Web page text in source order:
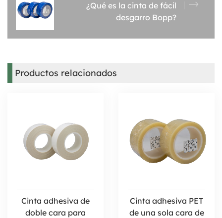
¿Qué es la cinta de fácil
desgarro Bopp?
Productos relacionados
Cinta adhesiva de
doble cara para
Cinta adhesiva PET
de una sola cara de